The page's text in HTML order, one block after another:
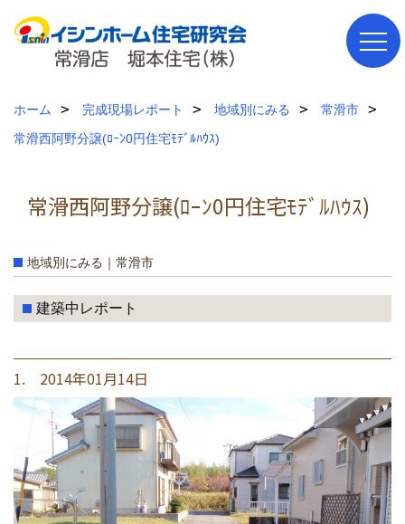
ホーム 完成現場レポート 地域別にみる
常滑市
常滑西阿野分譲(ﾛｰﾝ0円住宅ﾓﾃﾞﾙﾊｳｽ)
常滑西阿野分譲(ﾛｰﾝ0円住宅ﾓﾃﾞﾙﾊｳｽ)
地域別にみる｜常滑市
建築中レポート
1. 2014年01月14日